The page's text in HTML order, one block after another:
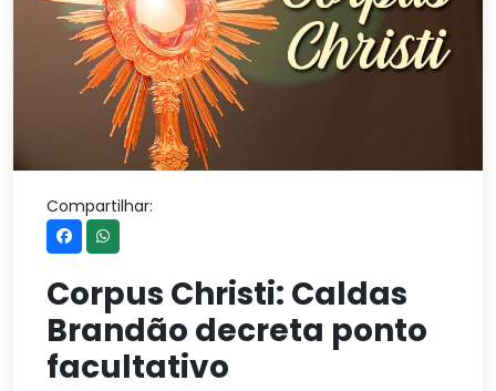
Compartilhar:
Corpus Christi: Caldas
Brandão decreta ponto
facultativo